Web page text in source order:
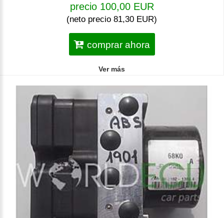
precio 100,00 EUR
(neto precio 81,30 EUR)
comprar ahora
Ver más